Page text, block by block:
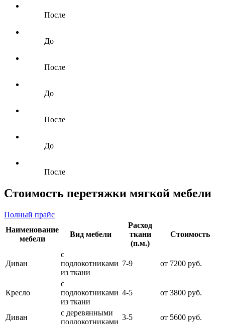
После
До
После
До
После
До
После
Стоимость перетяжки мягкой мебели
Полный прайс
Наименование
мебели
Вид мебели
Расход
ткани
(п.м.)
Стоимость
Диван
с
подлокотниками
из ткани
7-9 от 7200 руб.
Кресло
с
подлокотниками
из ткани
4-5 от 3800 руб.
Диван
с деревянными
подлокотниками
3-5 от 5600 руб.